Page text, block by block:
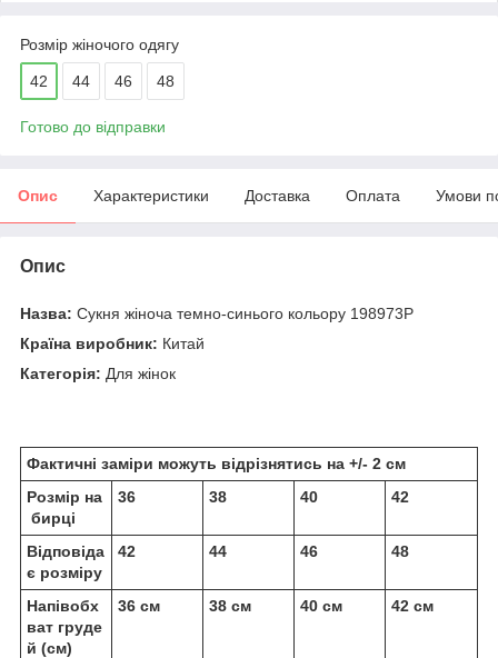
Розмір жіночого одягу
42 44 46 48
Готово до відправки
Опис Характеристики Доставка Оплата Умови
Опис
Назва: Сукня жіноча темно-синього кольору 198973P
Країна виробник: Китай
Категорія: Для жінок
Фактичні заміри можуть відрізнятись на +/- 2 см
Розмір на
бирці
36 38 40 42
Відповіда
є розміру
42 44 46 48
Напівобх
ват груде
й (см)
36 см 38 см 40 см 42 см